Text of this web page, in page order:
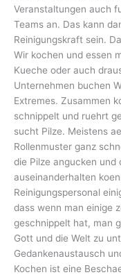
Veranstaltungen auch
Teams an. Das kann
Reinigungskraft sein.
Wir kochen und essen
Kueche oder auch
Unternehmen buchen
Extremes. Zusammen
schnippelt und ruehrt
sucht Pilze. Meistens
Rollenmuster ganz
die Pilze angucken
auseinanderhalten
Reinigungspersonal
dass wenn man einige
geschnippelt hat, man
Gott und die Welt zu
Gedankenaustausch
Kochen ist eine